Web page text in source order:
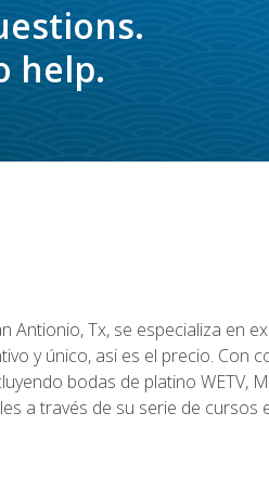
help.
Antionio, Tx, se especializa
y único, asi es el precio. Con
bodas de platino WETV,
a través de su serie de cursos